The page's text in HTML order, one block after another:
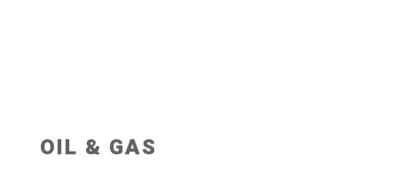
OIL & GAS